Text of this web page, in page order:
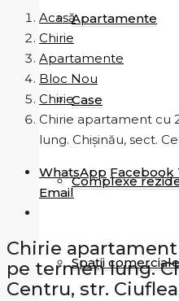
Apartamente
Case
Complexe
Spații comerciale
Acasă
Chirie
Apartamente
Bloc Nou
Chirie
Chirie apartament cu
lung. Chișinău, sect.
WhatsApp Facebook
Email
Chirie
pe termen lung.
Centru, str.